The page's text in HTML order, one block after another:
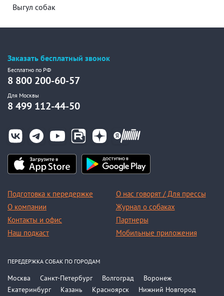
Выгул собак
Заказать бесплатный звонок
Бесплатно по РФ
8 800 200-60-57
Для Москвы
8 499 112-44-50
Подготовка к передержке
О компании
Контакты и офис
Наш подкаст
О нас говорят / Для прессы
Журнал о собаках
Партнеры
Мобильные приложения
ПЕРЕДЕРЖКА СОБАК ПО ГОРОДАМ
Москва Санкт-Петербург Волгоград
Воронеж
Екатеринбург
Казань Красноярск Нижний Новгород